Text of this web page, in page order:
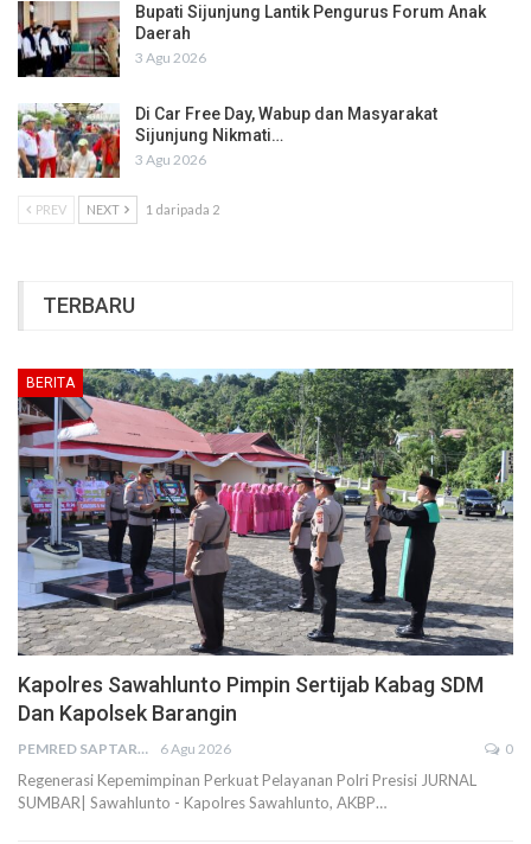
Bupati Sijunjung Lantik Pengurus Forum Anak
Daerah
3 Agu 2026
Di Car Free Day, Wabup dan Masyarakat
Sijunjung Nikmati…
3 Agu 2026
PREV NEXT 1 daripada 2
TERBARU
BERITA
Kapolres Sawahlunto Pimpin Sertijab Kabag SDM
Dan Kapolsek Barangin
PEMRED SAPTARIUS 6 Agu 2026 0
Regenerasi Kepemimpinan Perkuat Pelayanan Polri Presisi JURNAL
SUMBAR| Sawahlunto - Kapolres Sawahlunto, AKBP…